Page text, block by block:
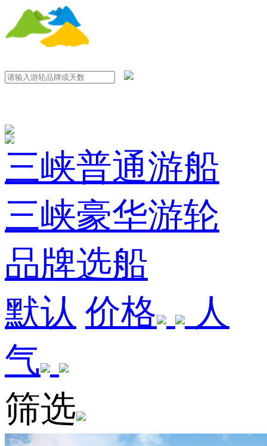
三峡普通游船
三峡豪华游轮
品牌选船
默认 价格
人
气
筛选